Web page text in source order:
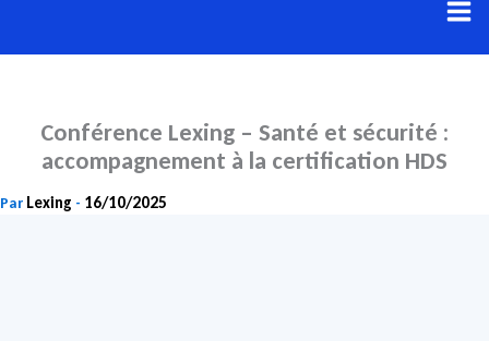
au
Conférence Lexing – Santé et sécurité :
accompagnement à la certification HDS
Par Lexing - 16/10/2025